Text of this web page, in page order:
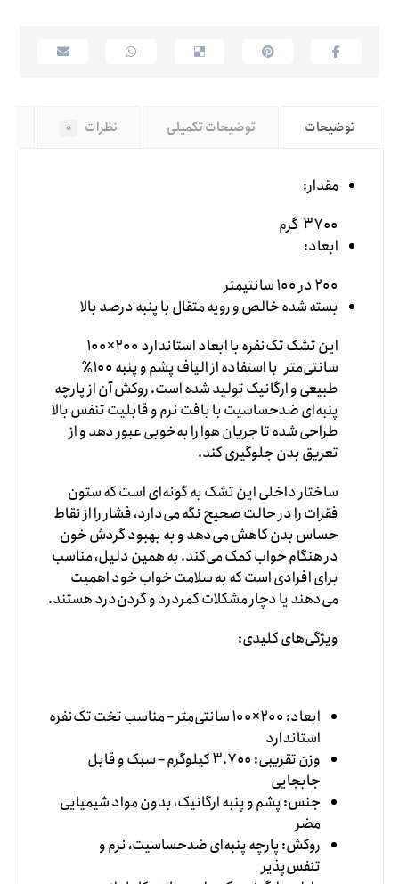
توضیحات توضیحات تکمیلی نظرات ۰
مقدار:
۳۷۰۰ گرم
ابعاد:
۲۰۰ در ۱۰۰ سانتیمتر
بسته شده خالص و رویه متقال با پنبه درصد بالا
این تشک تک‌نفره با ابعاد استاندارد ۲۰۰×۱۰۰
سانتی‌متر با استفاده از الیاف پشم و پنبه ۱۰۰٪
طبیعی و ارگانیک تولید شده است. روکش آن از پارچه
پنبه‌ای ضدحساسیت با بافت نرم و قابلیت تنفس بالا
طراحی شده تا جریان هوا را به‌خوبی عبور دهد و از
تعریق بدن جلوگیری کند.
ساختار داخلی این تشک به گونه‌ای است که ستون
فقرات را در حالت صحیح نگه می‌دارد، فشار را از نقاط
حساس بدن کاهش می‌دهد و به بهبود گردش خون
در هنگام خواب کمک می‌کند. به همین دلیل، مناسب
برای افرادی است که به سلامت خواب خود اهمیت
می‌دهند یا دچار مشکلات کمردرد و گردن‌درد هستند.
ویژگی‌های کلیدی:
ابعاد: ۲۰۰×۱۰۰ سانتی‌متر – مناسب تخت تک‌نفره
استاندارد
وزن تقریبی: ۳.۷۰۰ کیلوگرم – سبک و قابل
جابجایی
جنس: پشم و پنبه ارگانیک، بدون مواد شیمیایی
مضر
روکش: پارچه پنبه‌ای ضدحساسیت، نرم و
تنفس‌پذیر